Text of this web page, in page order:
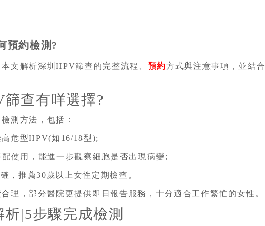
預約檢測?
文解析深圳HPV篩查的完整流程、 預約方式與注意事項，並結合
篩查有咩選擇?
測方法，包括：
危型HPV(如16/18型);
使用，能進一步觀察細胞是否出現病變;
，推薦30歲以上女性定期檢查。
理，部分醫院更提供即日報告服務，十分適合工作繁忙的女性。
|5步驟完成檢測